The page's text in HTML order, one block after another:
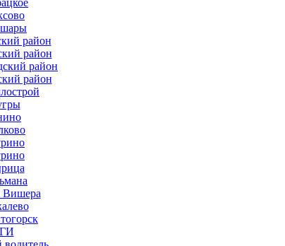
район
район
район
район
Вишера